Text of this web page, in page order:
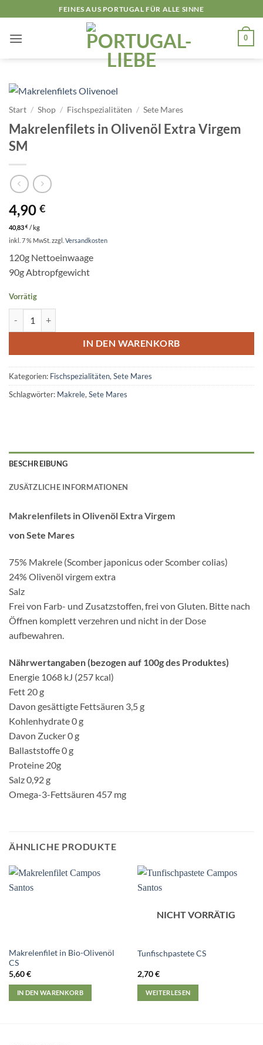
Inhalt
springen
FEINES AUS PORTUGAL FÜR ALLE SINNE
0
Start / Shop / Fischspezialitäten / Sete Mares
Makrelenfilets in Olivenöl Extra Virgem
SM
4,90 €
40,83 € /kg
inkl. 7 % MwSt. zzgl. Versandkosten
120g Nettoeinwaage
90g Abtropfgewicht
Vorrätig
IN DEN WARENKORB
Kategorien: Fischspezialitäten,Sete Mares
Schlagwörter: Makrele,Sete Mares
BESCHREIBUNG
ZUSÄTZLICHE INFORMATIONEN
Makrelenfilets in Olivenöl Extra Virgem
von Sete Mares
75% Makrele (Scomber japonicus oder Scomber colias)
24% Olivenöl virgem extra
Salz
Frei von Farb- und Zusatzstoffen, frei von Gluten. Bitte nach
Öffnen komplett verzehren und nicht in der Dose
aufbewahren.
Nährwertangaben (bezogen auf 100g des Produktes)
Energie 1068 kJ (257 kcal)
Fett 20 g
Davon gesättigte Fettsäuren 3,5 g
Kohlenhydrate 0 g
Davon Zucker 0 g
Ballaststoffe 0 g
Proteine 20g
Salz 0,92 g
Omega-3-Fettsäuren 457 mg
ÄHNLICHE PRODUKTE
Makrelenfilet in Bio-Olivenöl
CS
5,60€
IN DEN WARENKORB
NICHT VORRÄTIG
Tunfischpastete CS
2,70€
WEITERLESEN